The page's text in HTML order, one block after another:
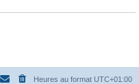
Heures au format UTC+01:00